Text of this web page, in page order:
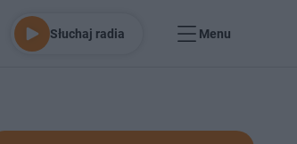
Słuchaj radia Menu